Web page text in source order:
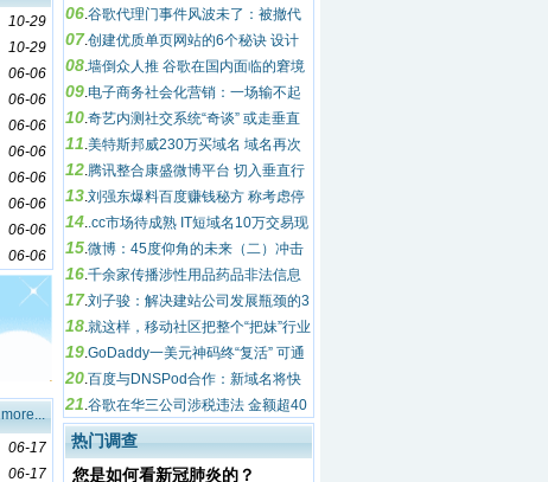
10-29
10-29
06-06
06-06
06-06
06-06
06-06
06-06
06-06
06-06
more...
06-17
06-17
06.谷歌代理门事件风波未了：被撤代
理商提起诉讼
07.创建优质单页网站的6个秘诀 设计
别出心裁的单页网站
08.墙倒众人推 谷歌在国内面临的窘境
09.电子商务社会化营销：一场输不起
的战争
10.奇艺内测社交系统“奇谈” 或走垂直
微博模式
11.美特斯邦威230万买域名 域名再次
差强人意
12.腾讯整合康盛微博平台 切入垂直行
业领域
13.刘强东爆料百度赚钱秘方 称考虑停
止广告投放
14..cc市场待成熟 IT短域名10万交易现
苗头
15.微博：45度仰角的未来（二）冲击
社交网络与实时通讯
16.千余家传播涉性用品药品非法信息
网站被依法查处
17.刘子骏：解决建站公司发展瓶颈的3
大建议
18.就这样，移动社区把整个“把妹”行业
颠覆了！
19.GoDaddy一美元神码终“复活” 可通
过Facebook获得
20.百度与DNSPod合作：新域名将快
速被百度收录
21.谷歌在华三公司涉税违法 金额超40
00万
热门调查
您是如何看新冠肺炎的？